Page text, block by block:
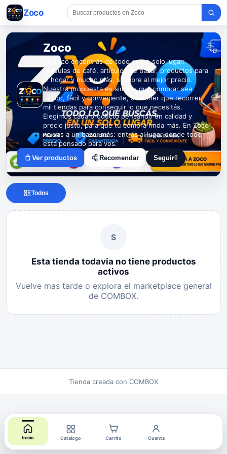
Zoco
Zoco
En Zoco encontrás de todo en un solo lugar:
cápsulas de café, artículos de bazar, productos para
el hogar y mucho más, siempre al mejor precio.
Nuestra propuesta es simple: que comprar sea
rápido, fácil y conveniente, sin tener que recorrer
mil tiendas para conseguir lo que necesitás.
Elegimos cada producto pensando en calidad y
precio justo, para que tu compra rinda más. En Zoco
no vas a un bazar más: entrás al lugar donde todo
está pensado para vos.
Ver productos
Recomendar Seguir0
Seguir a Zoco
Todos
S
Esta tienda todavia no tiene productos
activos
Vuelve mas tarde o explora el marketplace general
de COMBOX.
Inicio Catalogo Carrito Cuenta
Tienda creada con COMBOX